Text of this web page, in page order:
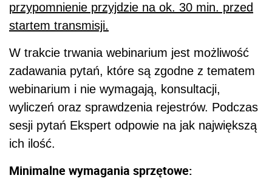
przypomnienie przyjdzie na ok. 30 min. przed
startem transmisji.
W trakcie trwania webinarium jest możliwość
zadawania pytań, które są zgodne z tematem
webinarium i nie wymagają, konsultacji,
wyliczeń oraz sprawdzenia rejestrów. Podczas
sesji pytań Ekspert odpowie na jak największą
ich ilość.
Minimalne wymagania sprzętowe: